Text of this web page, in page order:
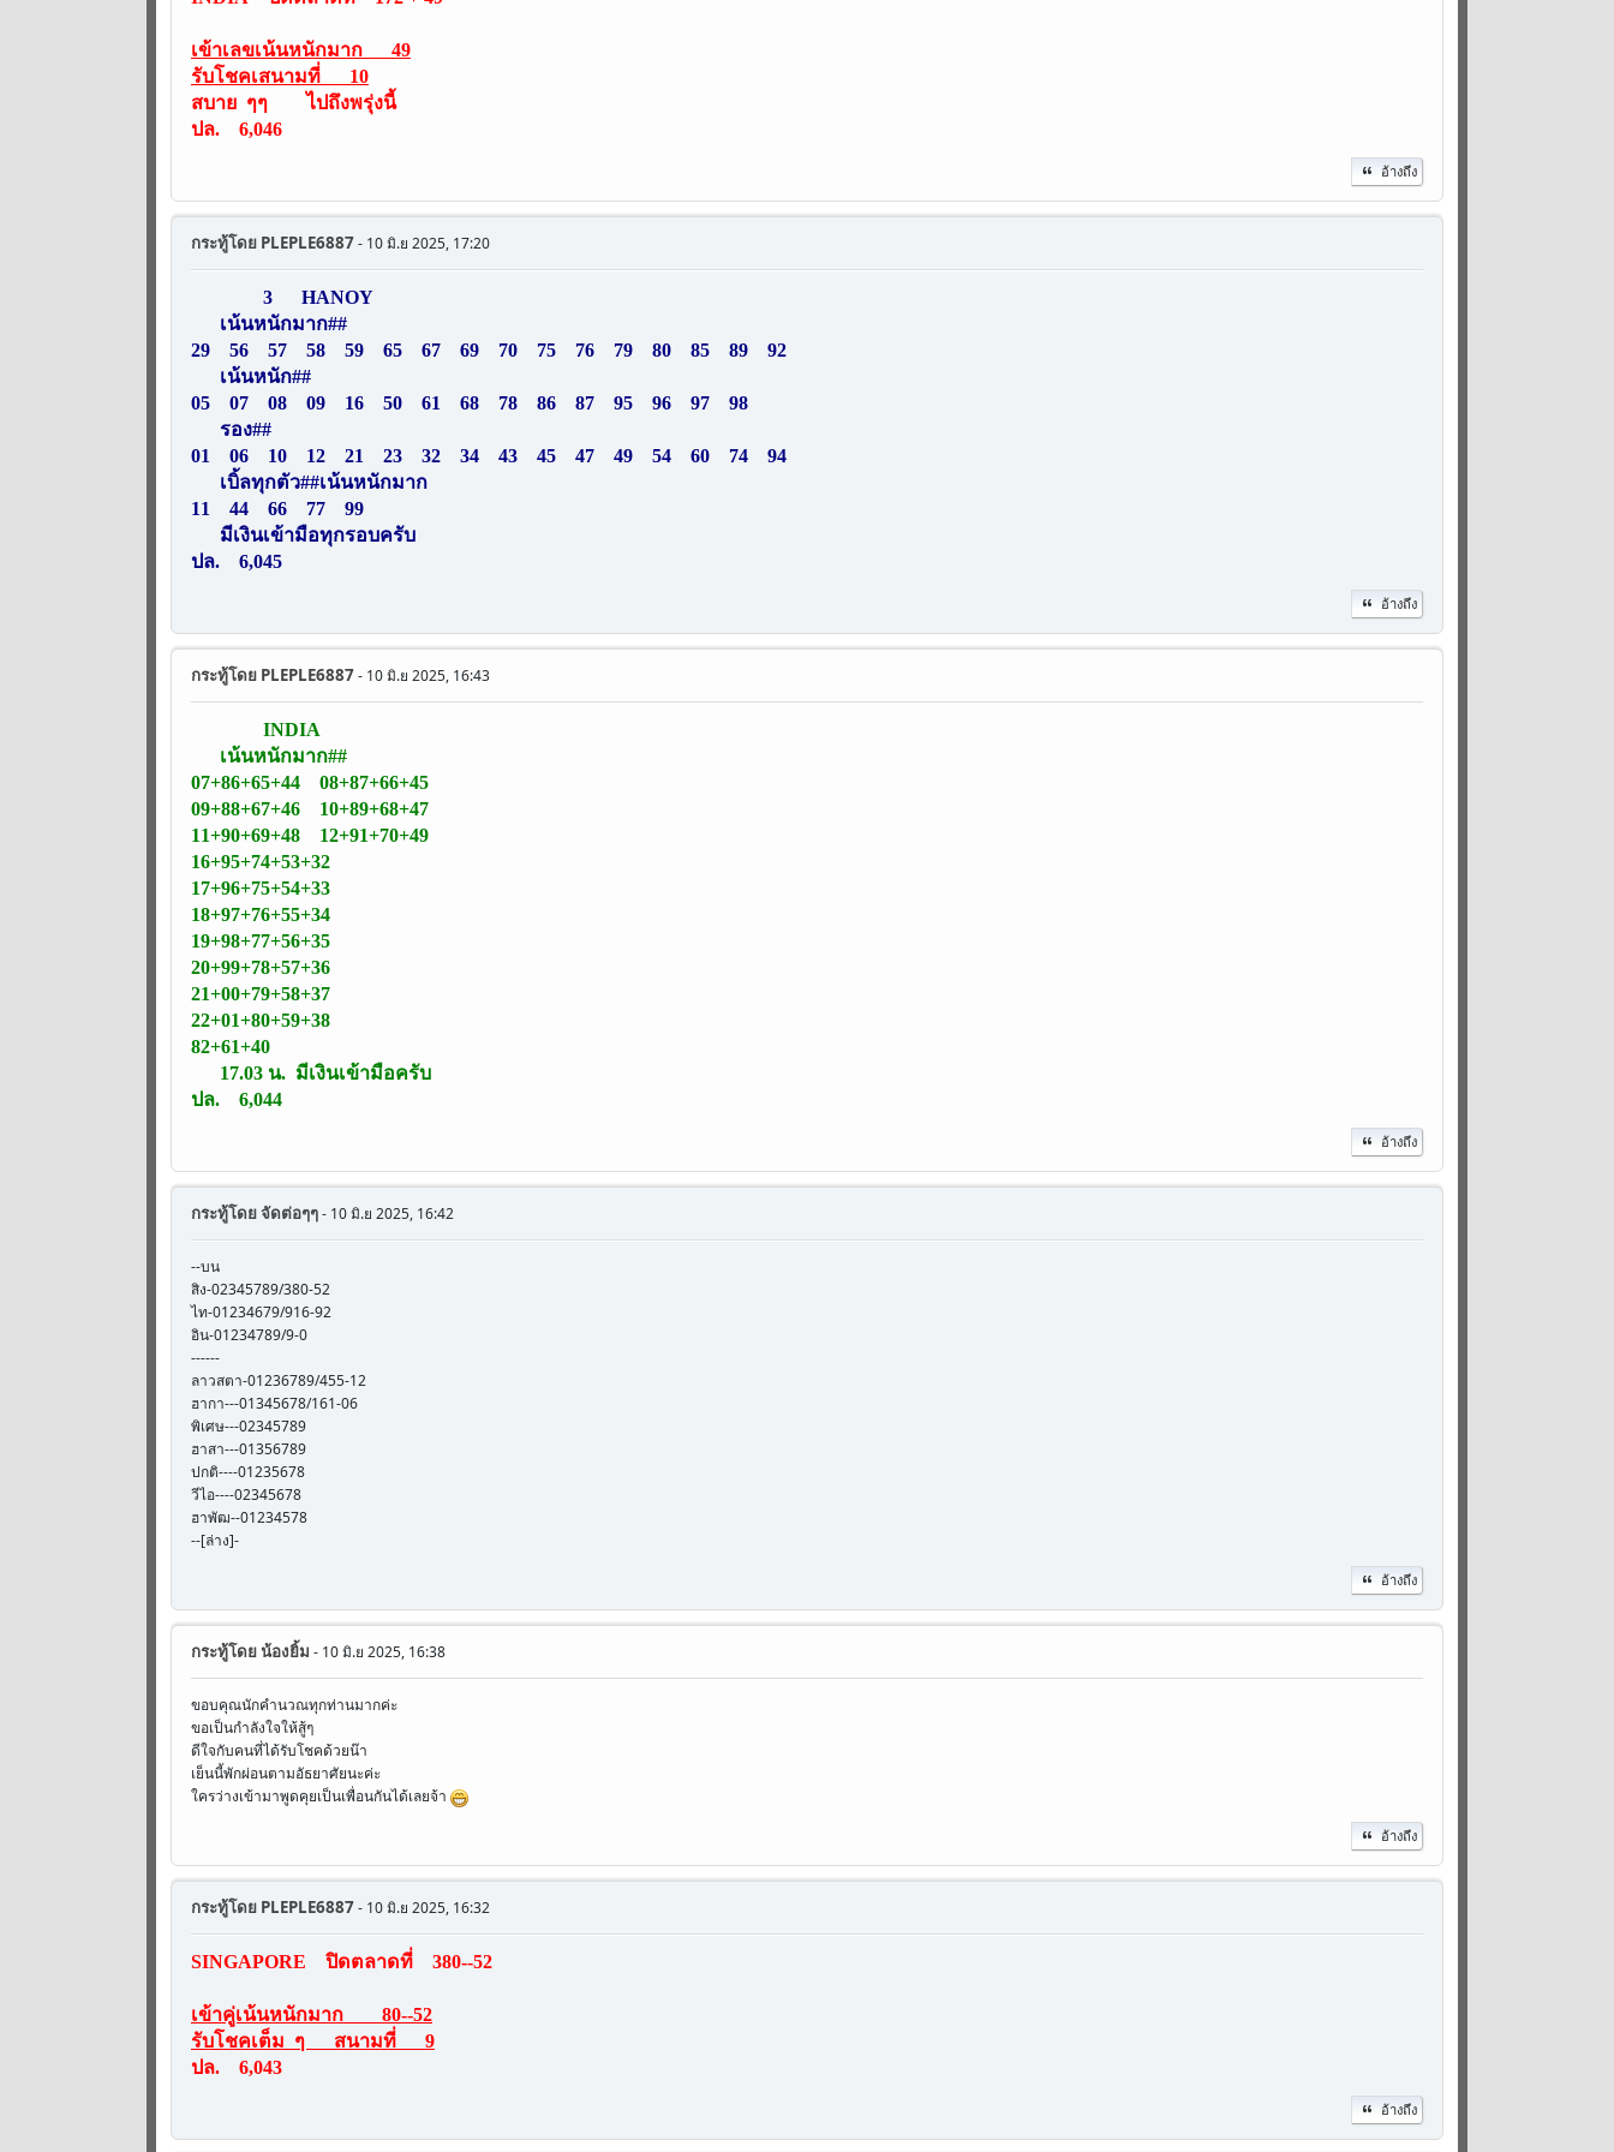
เข้าเลขเน้นหนักมาก 49
รับโชคเสนามที่ 10
สบาย ๆๆ ไปถึงพรุ่งนี้
ปล. 6,046
อ้างถึง
กระทู้โดย PLEPLE6887- 10 มิ.ย 2025, 17:20
3 HANOY
เน้นหนักมาก##
29 56 57 58 59 65 67 69 70 75 76 79 80 85 89 92
เน้นหนัก##
05 07 08 09 16 50 61 68 78 86 87 95 96 97 98
รอง##
01 06 10 12 21 23 32 34 43 45 47 49 54 60 74 94
เบิ้ลทุกตัว##เน้นหนักมาก
11 44 66 77 99
มีเงินเข้ามือทุกรอบครับ
ปล. 6,045
อ้างถึง
กระทู้โดย PLEPLE6887- 10 มิ.ย 2025, 16:43
INDIA
เน้นหนักมาก##
07+86+65+44 08+87+66+45
09+88+67+46 10+89+68+47
11+90+69+48 12+91+70+49
16+95+74+53+32
17+96+75+54+33
18+97+76+55+34
19+98+77+56+35
20+99+78+57+36
21+00+79+58+37
22+01+80+59+38
82+61+40
17.03 น. มีเงินเข้ามือครับ
ปล. 6,044
อ้างถึง
กระทู้โดยจัดต่อๆๆ- 10 มิ.ย 2025, 16:42
--บน
สิง-02345789/380-52
ไท-01234679/916-92
อิน-01234789/9-0
------
ลาวสตา-01236789/455-12
ฮากา---01345678/161-06
พิเศษ---02345789
ฮาสา---01356789
ปกติ----01235678
วีไอ----02345678
ฮาพัฒ--01234578
--[ล่าง]-
อ้างถึง
กระทู้โดยน้องยิ้ม - 10 มิ.ย 2025, 16:38
ขอบคุณนักคำนวณทุกท่านมากค่ะ
ขอเป็นกำลังใจให้สู้ๆ
ดีใจกับคนที่ได้รับโชคด้วยน๊า
เย็นนี้พักผ่อนตามอัธยาศัยนะค่ะ
ใครว่างเข้ามาพูดคุยเป็นเพื่อนกันได้เลยจ้า
อ้างถึง
กระทู้โดย PLEPLE6887- 10 มิ.ย 2025, 16:32
SINGAPORE ปิดตลาดที่ 380--52
เข้าคู่เน้นหนักมาก 80--52
รับโชคเต็ม ๆ สนามที่ 9
ปล. 6,043
อ้างถึง